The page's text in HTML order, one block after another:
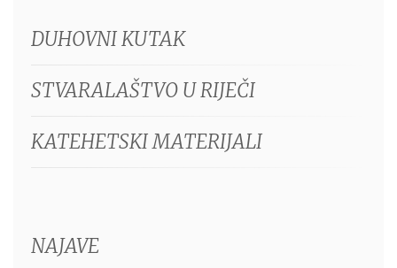
DUHOVNI KUTAK
STVARALAŠTVO U RIJEČI
KATEHETSKI MATERIJALI
NAJAVE